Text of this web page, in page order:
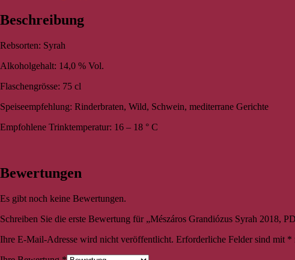
Beschreibung
Rebsorten: Syrah
Alkoholgehalt: 14,0 % Vol.
Flaschengrösse: 75 cl
Speiseempfehlung: Rinderbraten, Wild, Schwein, mediterrane Gerichte
Empfohlene Trinktemperatur: 16 – 18 ° C
Bewertungen
Es gibt noch keine Bewertungen.
Schreiben Sie die erste Bewertung für „Mészáros Grandiózus Syrah 2018,
Ihre E-Mail-Adresse wird nicht veröffentlicht. Erforderliche Felder sind mit *